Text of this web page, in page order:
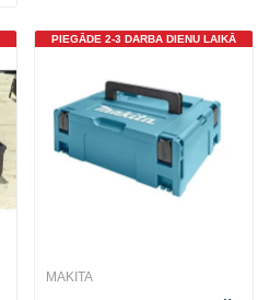
PIEGĀDE 2-3 DARBA DIENU LAIKĀ
MAKITA